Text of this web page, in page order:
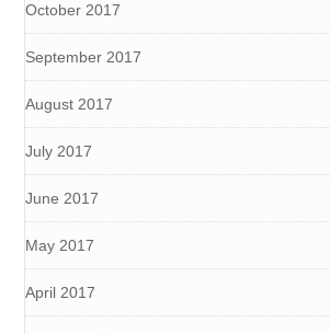
October 2017
September 2017
August 2017
July 2017
June 2017
May 2017
April 2017